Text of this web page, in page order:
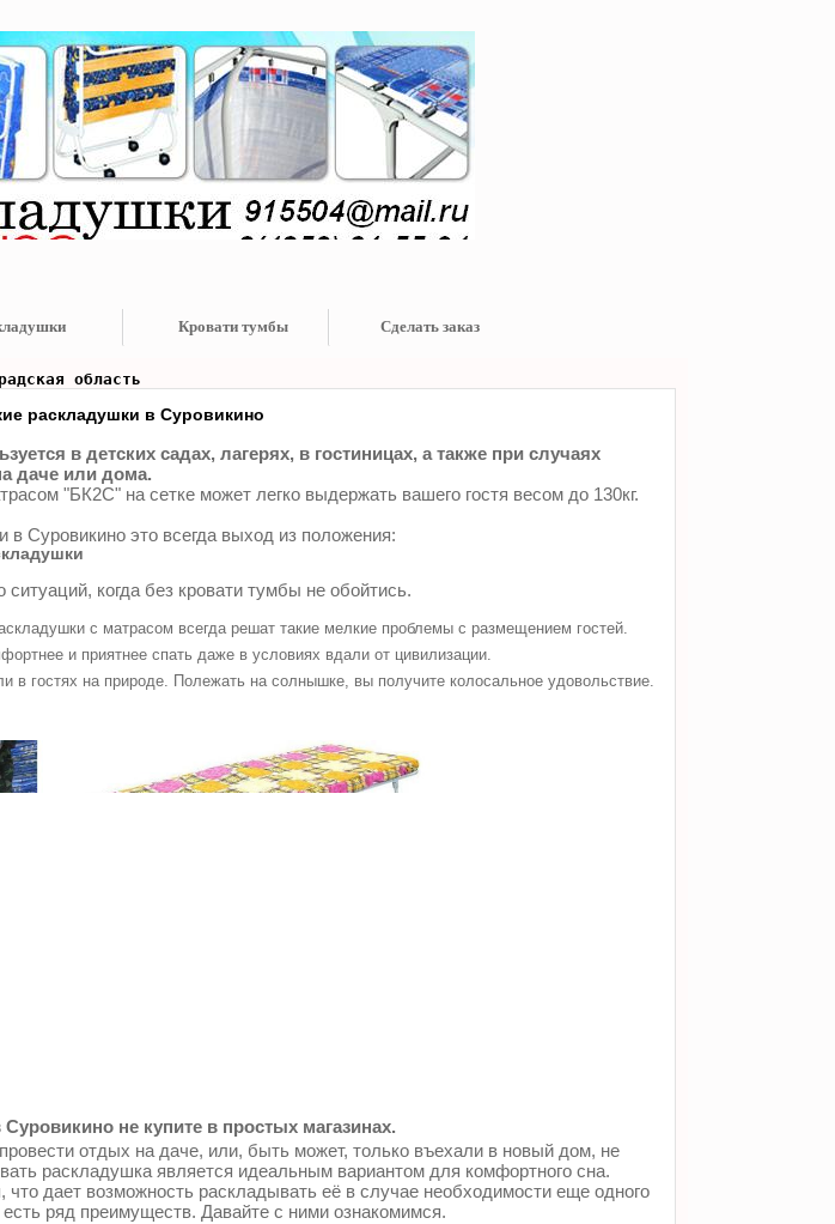
Кровати тумбы Сделать заказ
область
раскладушки в Суровикино
в детских садах, лагерях, в гостиницах, а также при случаях
даче или дома.
"БК2С" на сетке может легко выдержать вашего гостя весом до 130кг.
в Суровикино это всегда выход из положения:
ситуаций, когда без кровати тумбы не обойтись.
с матрасом всегда решат такие мелкие проблемы с размещением гостей.
и приятнее спать даже в условиях вдали от цивилизации.
в гостях на природе. Полежать на солнышке, вы получите колосальное удовольствие.
не купите в простых магазинах.
отдых на даче, или, быть может, только въехали в новый дом, не
раскладушка является идеальным вариантом для комфортного сна.
что дает возможность раскладывать её в случае необходимости еще одного
ряд преимуществ. Давайте с ними ознакомимся.